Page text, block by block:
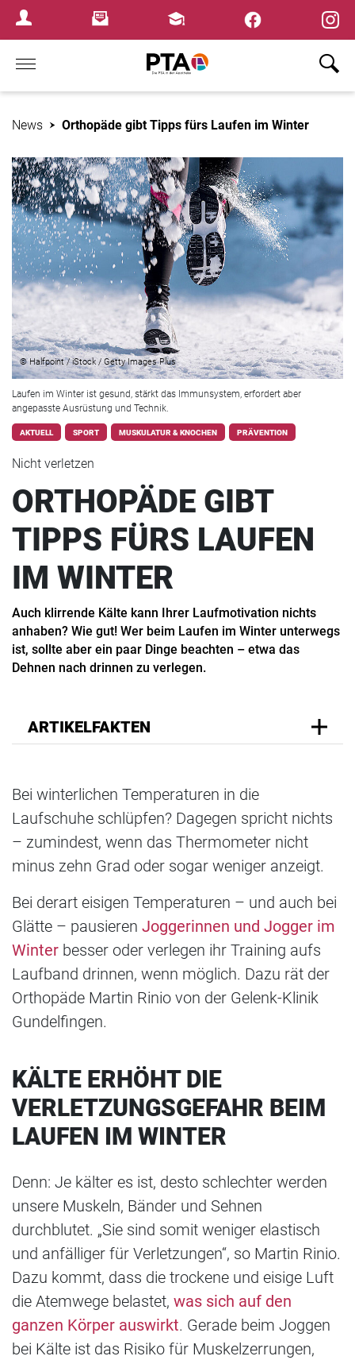
Login MenuNewsletterFortbildungen
Home
News Orthopäde gibt Tipps fürs Laufen im Winter
© Halfpoint / iStock / Getty Images Plus
Laufen im Winter ist gesund, stärkt das Immunsystem, erfordert aber
angepasste Ausrüstung und Technik.
AKTUELL SPORT MUSKULATUR & KNOCHEN PRÄVENTION
Nicht verletzen
ORTHOPÄDE GIBT
TIPPS FÜRS LAUFEN
IM WINTER
Auch klirrende Kälte kann Ihrer Laufmotivation nichts
anhaben? Wie gut! Wer beim Laufen im Winter unterwegs
ist, sollte aber ein paar Dinge beachten – etwa das
Dehnen nach drinnen zu verlegen.
ARTIKELFAKTEN
Bei winterlichen Temperaturen in die
Laufschuhe schlüpfen? Dagegen spricht nichts
– zumindest, wenn das Thermometer nicht
minus zehn Grad oder sogar weniger anzeigt.
Bei derart eisigen Temperaturen – und auch bei
Glätte – pausieren Joggerinnen und Jogger im
Winter besser oder verlegen ihr Training aufs
Laufband drinnen, wenn möglich. Dazu rät der
Orthopäde Martin Rinio von der Gelenk-Klinik
Gundelfingen.
KÄLTE ERHÖHT DIE
VERLETZUNGSGEFAHR BEIM
LAUFEN IM WINTER
Denn: Je kälter es ist, desto schlechter werden
unsere Muskeln, Bänder und Sehnen
durchblutet. „Sie sind somit weniger elastisch
und anfälliger für Verletzungen“, so Martin Rinio.
Dazu kommt, dass die trockene und eisige Luft
die Atemwege belastet, was sich auf den
ganzen Körper auswirkt. Gerade beim Joggen
bei Kälte ist das Risiko für Muskelzerrungen,
×